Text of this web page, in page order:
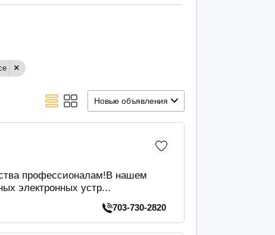
Новые объявления
профессионалам!В нашем
электронных устр...
703-730-2820